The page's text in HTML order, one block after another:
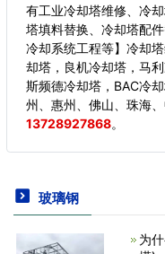
有工业冷却塔维修、冷
塔填料替换、冷却塔配
冷却系统工程等】冷却
却塔，良机冷却塔，马
斯频德冷却塔，BAC冷
州、惠州、佛山、珠海
13728927868。
玻璃钢
为